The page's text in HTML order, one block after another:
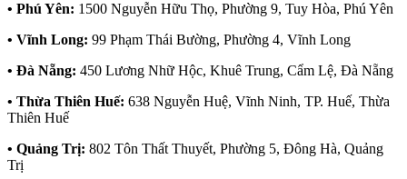
• Phú Yên: 1500 Nguyễn Hữu Thọ, Phường 9, Tuy Hòa, Phú Yên
• Vĩnh Long: 99 Phạm Thái Bường, Phường 4, Vĩnh Long
• Đà Nẵng: 450 Lương Nhữ Hộc, Khuê Trung, Cẩm Lệ, Đà Nẵng
• Thừa Thiên Huế: 638 Nguyễn Huệ, Vĩnh Ninh, TP. Huế, Thừa
Thiên Huế
• Quảng Trị: 802 Tôn Thất Thuyết, Phường 5, Đông Hà, Quảng
Trị